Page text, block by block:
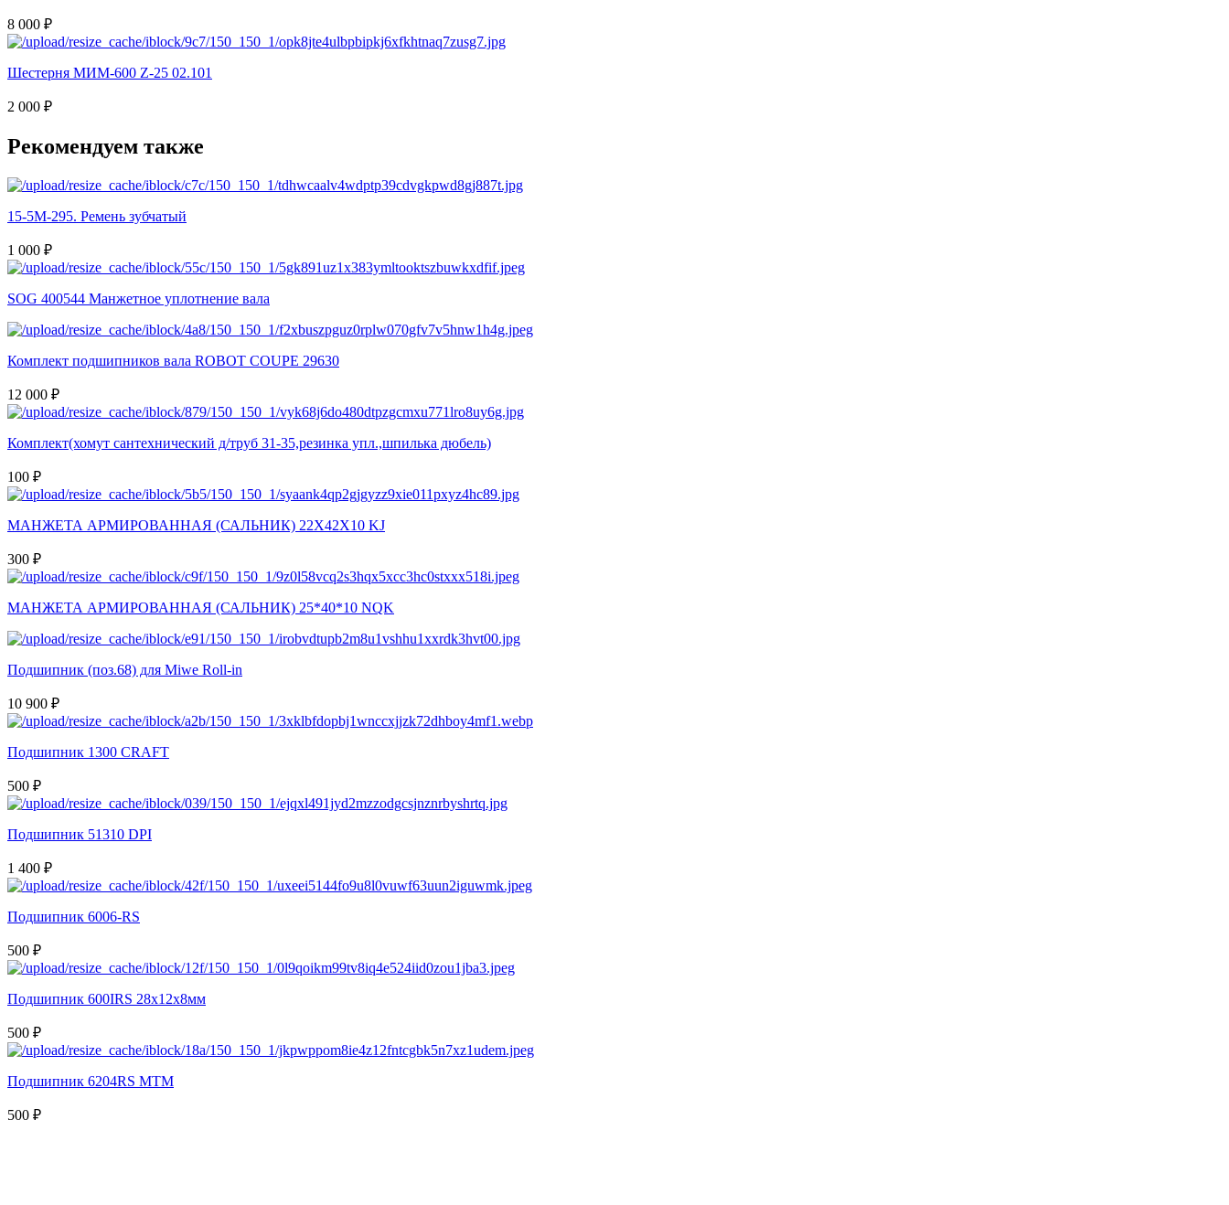
8 000 ₽
Шестерня МИМ-600 Z-25 02.101
2 000 ₽
Рекомендуем также
15-5M-295. Ремень зубчатый
1 000 ₽
SOG 400544 Манжетное уплотнение вала
Комплект подшипников вала ROBOT COUPE 29630
12 000 ₽
Комплект(хомут сантехнический д/труб 31-35,резинка упл.,шпилька дюбель)
100 ₽
МАНЖЕТА АРМИРОВАННАЯ (САЛЬНИК) 22Х42Х10 KJ
300 ₽
МАНЖЕТА АРМИРОВАННАЯ (САЛЬНИК) 25*40*10 NQK
Подшипник (поз.68) для Miwe Roll-in
10 900 ₽
Подшипник 1300 CRAFT
500 ₽
Подшипник 51310 DPI
1 400 ₽
Подшипник 6006-RS
500 ₽
Подшипник 600IRS 28x12x8мм
500 ₽
Подшипник 6204RS MTM
500 ₽